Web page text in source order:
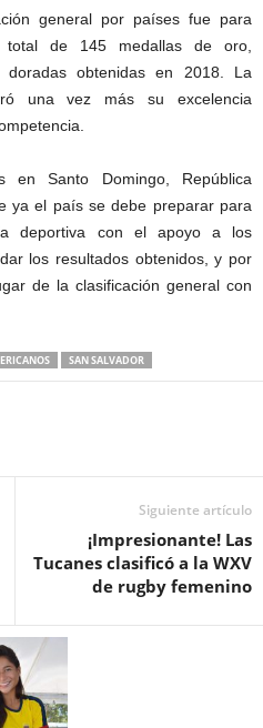
general por países fue para
de 145 medallas de oro,
obtenidas en 2018. La
una vez más su excelencia
en Santo Domingo, República
ya el país se debe preparar para
deportiva con el apoyo a los
los resultados obtenidos, y por
de la clasificación general con
SAN SALVADOR
Siguiente artículo
¡Impresionante! Las
Tucanes clasificó a la WXV
de rugby femenino